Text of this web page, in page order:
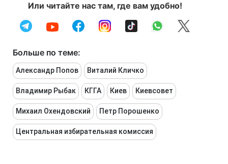
Или читайте нас там, где вам удобно!
Больше по теме:
Александр Попов Виталий Кличко
Владимир Рыбак КГГА Киев Киевсовет
Михаил Охендовский Петр Порошенко
Центральная избирательная комиссия